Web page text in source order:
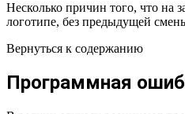
Несколько причин того, что на
логотипе, без предыдущей
Вернуться к содержанию
Программная